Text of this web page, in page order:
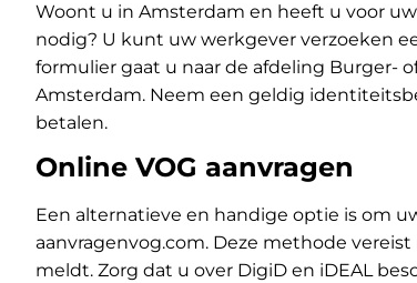
Woont u in Amsterdam en heeft u voor
nodig? U kunt uw werkgever verzoeken
formulier gaat u naar de afdeling Burger-
Amsterdam. Neem een geldig
betalen.
Online VOG aanvragen
Een alternatieve en handige optie is om
aanvragenvog.com. Deze methode
meldt. Zorg dat u over DigiD en iDEAL